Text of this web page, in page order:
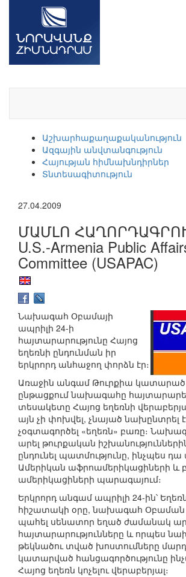
Աշխարհաքաղաքականություն
Ազգային անվտանգություն
Հայության հիմնախնդիրներ
Տնտեսագիտություն
27.04.2009
ՄԱՄԼՈ
U.S.-Armenia Public
Committee (USAPAC)
Նախագահ Օբամայի
ապրիլի 24-ի
հայտարարությունը Հայոց
եղեռնի ընդունման իր
երկրորդ անհաջող փորձն էր։
Առաջին անգամ Թուրքիա կատարած
ընթացքում նախագահը հայտարարել
տեսակետը Հայոց եղեռնի
այն չի փոխվել, չնայած նախընտրել
չօգտագործել «եղեռն» բառը։
արել թուրքական
ընդունել պատմությունը, ինչպես դա
Ամերիկան աֆրոամերիկացիների և
ամերիկացիների պարագայում։
Երկրորդ անգամ ապրիլի 24-ին՝
հիշատակի օրը, նախագահ Օբաման
պահել սենատոր եղած ժամանակ
հայտարարությունները և որպես
թեկնածու տված խոստումները
կատարված հանցագործությունը
Հայոց եղեռն կոչելու վերաբերյալ։